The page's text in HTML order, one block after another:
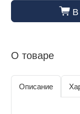
cart_fill В
О товаре
Описание